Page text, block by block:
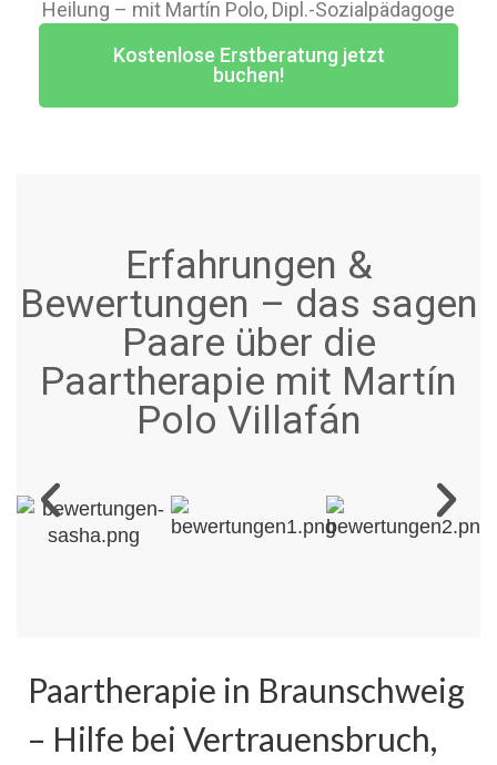
Heilung – mit Martín Polo, Dipl.-Sozialpädagoge
Kostenlose Erstberatung jetzt
buchen!
Erfahrungen &
Bewertungen – das sagen
Paare über die
Paartherapie mit Martín
Polo Villafán
Paartherapie in Braunschweig
– Hilfe bei Vertrauensbruch,